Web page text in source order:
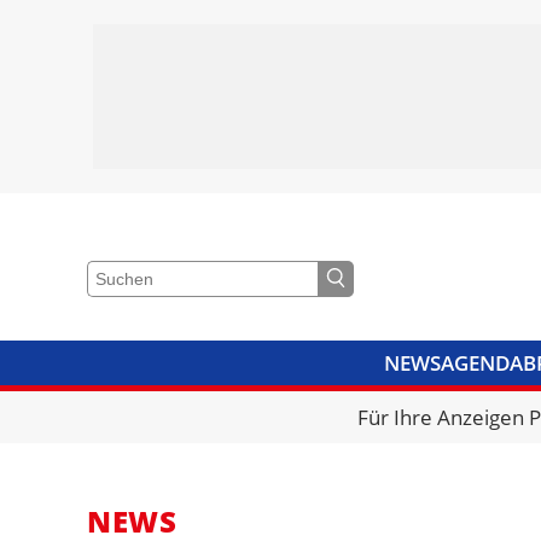
NEWSAGENDA
VIDEOSBIBLIOTHEK
Für Ihre Anzeigen
NEWS